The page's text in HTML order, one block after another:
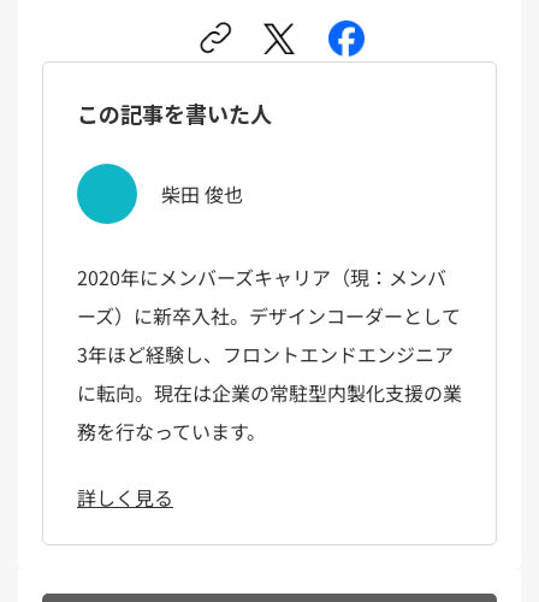
この記事を書いた人
柴田 俊也
2020年にメンバーズキャリア（現：メンバ
ーズ）に新卒入社。デザインコーダーとして
3年ほど経験し、フロントエンドエンジニア
に転向。現在は企業の常駐型内製化支援の業
務を行なっています。
詳しく見る